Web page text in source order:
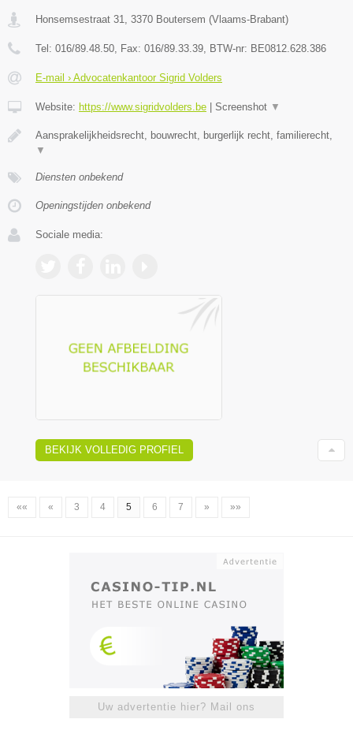
Honsemsestraat 31, 3370 Boutersem (Vlaams-Brabant)
Tel: 016/89.48.50, Fax: 016/89.33.39, BTW-nr: BE0812.628.386
E-mail › Advocatenkantoor Sigrid Volders
Website: https://www.sigridvolders.be Screenshot ▼
Aansprakelijkheidsrecht, bouwrecht, burgerlijk recht, familierecht,
▼
Diensten onbekend
Openingstijden onbekend
Sociale media:
BEKIJK VOLLEDIG PROFIEL
«« « 3 4 5 6 7 » »»
Uw advertentie hier? Mail ons